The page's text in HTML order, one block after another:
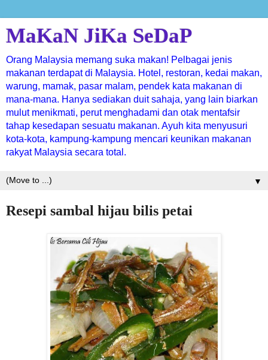
MaKaN JiKa SeDaP
Orang Malaysia memang suka makan! Pelbagai jenis
makanan terdapat di Malaysia. Hotel, restoran, kedai makan,
warung, mamak, pasar malam, pendek kata makanan di
mana-mana. Hanya sediakan duit sahaja, yang lain biarkan
mulut menikmati, perut menghadami dan otak mentafsir
tahap kesedapan sesuatu makanan. Ayuh kita menyusuri
kota-kota, kampung-kampung mencari keunikan makanan
rakyat Malaysia secara total.
▼
Resepi sambal hijau bilis petai